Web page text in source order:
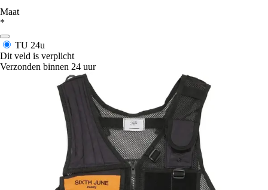
Maat
*
TU 24u
Dit veld is verplicht
Verzonden binnen 24 uur